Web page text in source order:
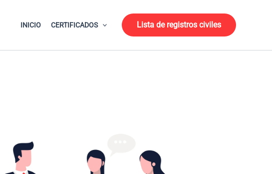
INICIO CERTIFICADOS Lista de registros civiles